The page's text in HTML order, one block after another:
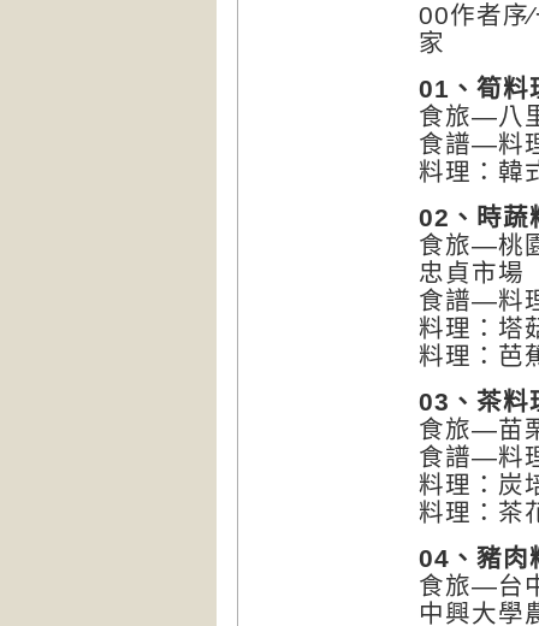
00作者序
家
01、筍料
食旅—八
食譜—料
料理：韓
02、時蔬
食旅—桃
忠貞市場
食譜—料
料理：塔
料理：芭
03、茶料
食旅—苗
食譜—料
料理：炭
料理：茶
04、豬肉
食旅—台
中興大學